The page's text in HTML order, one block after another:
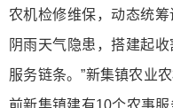
农机检修维保，动态统
阴雨天气隐患，搭建起
服务链条。”新集镇农业
前新集镇建有10个农事